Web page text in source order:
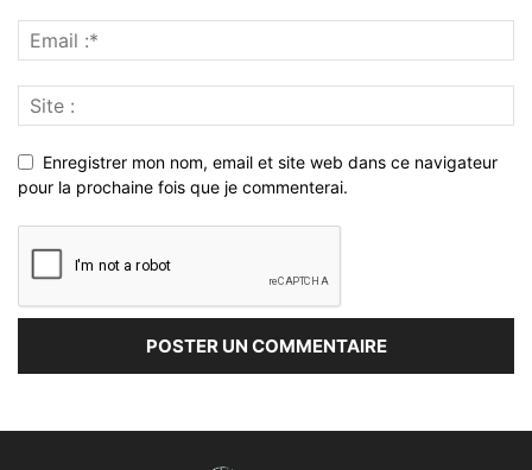
Enregistrer mon nom, email et site web dans ce navigateur
pour la prochaine fois que je commenterai.